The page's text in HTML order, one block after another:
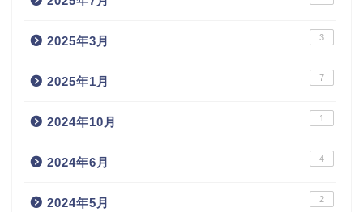
2025年3月 3
2025年1月 7
2024年10月 1
2024年6月 4
2024年5月 2